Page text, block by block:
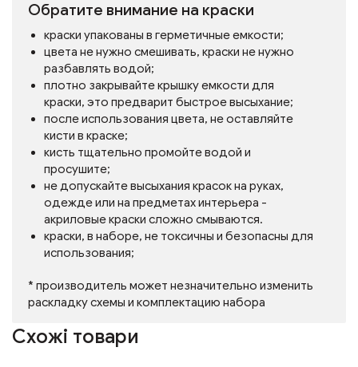
Обратите внимание на краски
краски упакованы в герметичные емкости;
цвета не нужно смешивать, краски не нужно
разбавлять водой;
плотно закрывайте крышку емкости для
краски, это предварит быстрое высыхание;
после использования цвета, не оставляйте
кисти в краске;
кисть тщательно промойте водой и
просушите;
не допускайте высыхания красок на руках,
одежде или на предметах интерьера -
акриловые краски сложно смываются.
краски, в наборе, не токсичны и безопасны для
использования;
* производитель может незначительно изменить
раскладку схемы и комплектацию набора
Схожі товари